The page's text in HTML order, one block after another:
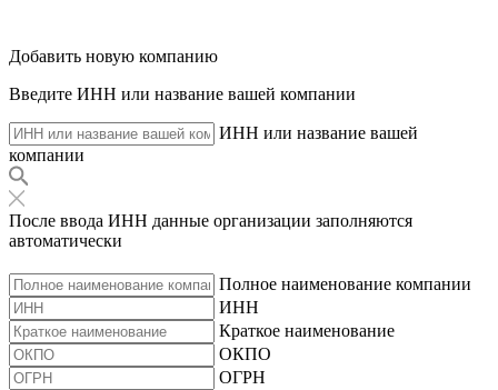
Добавить новую компанию
Введите ИНН или название вашей компании
ИНН или название вашей
компании
После ввода ИНН данные организации заполняются
автоматически
Полное наименование компании
ИНН
Краткое наименование
ОКПО
ОГРН